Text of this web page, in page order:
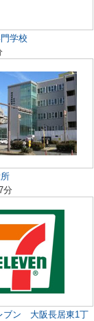
学校
分
ブン 大阪長居東1丁